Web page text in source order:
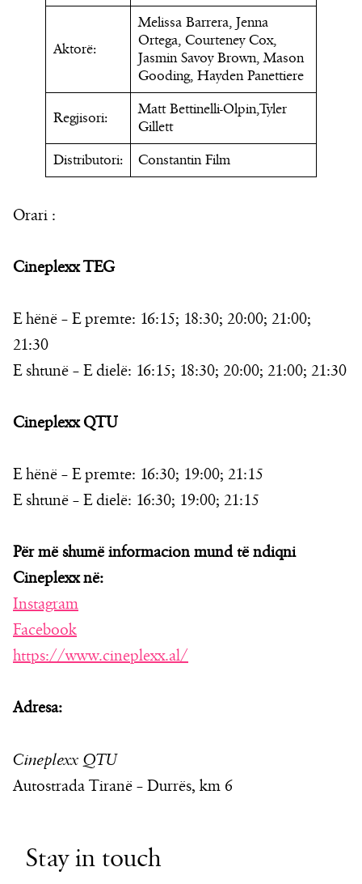
Aktorë:
Melissa Barrera, Jenna
Ortega, Courteney Cox,
Jasmin Savoy Brown, Mason
Gooding, Hayden Panettiere
Regjisori:
Matt Bettinelli-Olpin,Tyler
Gillett
Distributori:
Constantin Film
Orari :
Cineplexx TEG
E hënë – E premte: 16:15; 18:30; 20:00; 21:00;
21:30
E shtunë – E dielë: 16:15; 18:30; 20:00; 21:00; 21:30
Cineplexx QTU
E hënë – E premte: 16:30; 19:00; 21:15
E shtunë – E dielë: 16:30; 19:00; 21:15
Për më shumë informacion mund të ndiqni
Cineplexx në:
Instagram
Facebook
https://www.cineplexx.al/
Adresa:
Cineplexx QTU
Autostrada Tiranë – Durrës, km 6
Stay in touch